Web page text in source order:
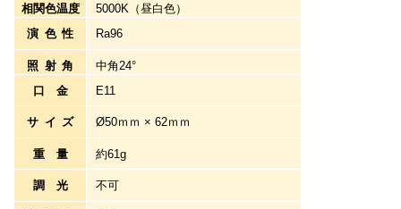
相関色温度
5000K（昼白色）
演色性
Ra96
照射角
中角24°
口金
E11
サイズ Ø50ｍｍ × 62ｍｍ
重量 約61g
調光 不可